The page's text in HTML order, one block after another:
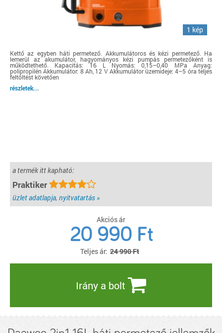
1 kép
Kettő az egyben háti permetező. Akkumulátoros és kézi permetező. Ha
lemerül az akumulátor, hagyományos kézi pumpás permetezőként is
működtethető. Kapacitás: 16 L Nyomás: 0,15–0,40 MPa Anyag:
polipropilén Akkumulátor: 8 Ah, 12 V Akkumulátor üzemideje: 4–5 óra teljes
feltöltést követően
részletek...
a termék itt kapható:
Praktiker
üzlet adatlapja, nyitvatartás »
Akciós ár
20 990 Ft
Teljes ár: 24 990 Ft
Irány a bolt